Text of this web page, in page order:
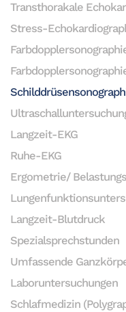
Transthorakale
Stress-
Langzeit-EKG
Ruhe-EKG
Ergometrie/
Langzeit-Blutdruck
Spezialsprechstunden
Umfassende
Laboruntersuchungen
Schlafmedizin